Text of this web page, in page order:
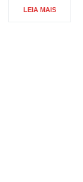
LEIA MAIS